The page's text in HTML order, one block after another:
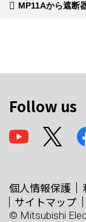
MP11Aから遮断
Follow us
個人情報保護
サイトマップ
© Mitsubishi